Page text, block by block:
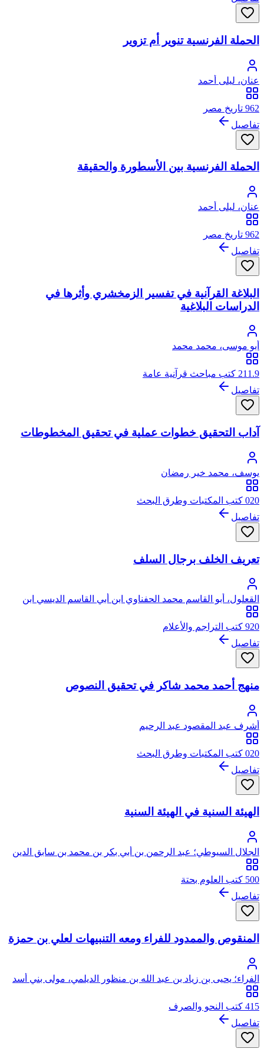
الحملة الفرنسية تنوير أم تزوير
عنان، ليلى أحمد
962 تاريخ مصر
تفاصيل
الحملة الفرنسية بين الأسطورة والحقيقة
عنان، ليلى أحمد
962 تاريخ مصر
تفاصيل
البلاغة القرآنية في تفسير الزمخشري وأثرها في
الدراسات البلاغية
أبو موسى، محمد محمد
211.9 كتب مباحث قرآنية عامة
تفاصيل
آداب التحقيق خطوات عملية في تحقيق المخطوطات
يوسف، محمد خير رمضان
020 كتب المكتبات وطرق البحث
تفاصيل
تعريف الخلف برجال السلف
القعلول، أبو القاسم محمد الحفناوي ابن أبي القاسم الديسي ابن
الشيخ إبراهيم
920 كتب التراجم والأعلام
تفاصيل
منهج أحمد محمد شاكر في تحقيق النصوص
أشرف عبد المقصود عبد الرحيم
020 كتب المكتبات وطرق البحث
تفاصيل
الهيئة السنية في الهيئة السنية
الجلال السيوطي؛ عبد الرحمن بن أبي بكر بن محمد بن سابق الدين
الخضيري السيوطي، جلال الدين
500 كتب العلوم بحتة
تفاصيل
المنقوص والممدود للفراء ومعه التنبيهات لعلي بن حمزة
الفراء؛ يحيى بن زياد بن عبد الله بن منظور الديلمي، مولى بني أسد
(أو بني منقر) أبو زكرياء، المعروف بالفراء
415 كتب النحو والصرف
تفاصيل